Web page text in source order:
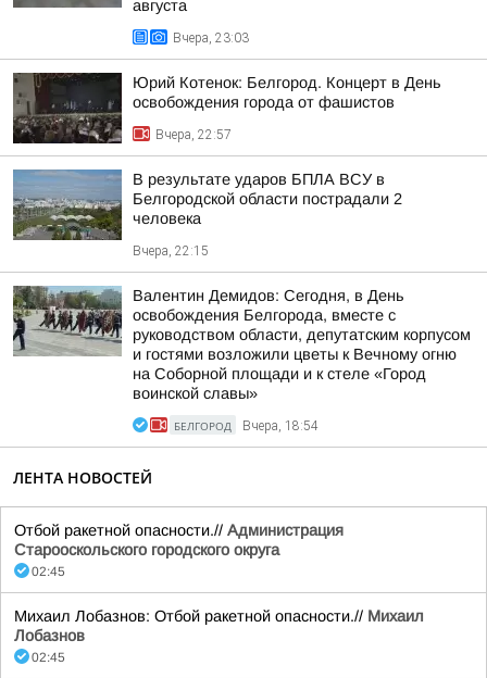
августа
Вчера, 23:03
Юрий Котенок: Белгород. Концерт в День
освобождения города от фашистов
Вчера, 22:57
В результате ударов БПЛА ВСУ в
Белгородской области пострадали 2
человека
Вчера, 22:15
Валентин Демидов: Сегодня, в День
освобождения Белгорода, вместе с
руководством области, депутатским корпусом
и гостями возложили цветы к Вечному огню
на Соборной площади и к стеле «Город
воинской славы»
БЕЛГОРОД Вчера, 18:54
ЛЕНТА НОВОСТЕЙ
Отбой ракетной опасности.// Администрация
Старооскольского городского округа
02:45
Михаил Лобазнов: Отбой ракетной опасности.// Михаил
Лобазнов
02:45